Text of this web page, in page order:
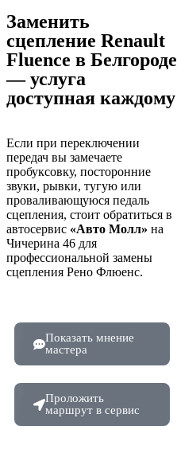
Заменить
сцепление Renault
Fluence в Белгороде
— услуга
доступная каждому
Если при переключении
передач вы замечаете
пробуксовку, посторонние
звуки, рывки, тугую или
проваливающуюся педаль
сцепления, стоит обратиться в
автосервис «Авто Молл» на
Чичерина 46 для
профессиональной замены
сцепления Рено Флюенс.
Показать мнение
мастера
Проложить
маршрут в сервис